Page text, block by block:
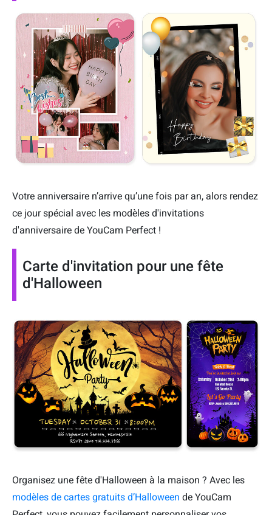
Votre anniversaire n’arrive qu’une fois par an, alors rendez
ce jour spécial avec les modèles d'invitations
d'anniversaire de YouCam Perfect !
Carte d'invitation pour une fête
d'Halloween
Organisez une fête d'Halloween à la maison ? Avec les
modèles de cartes gratuits d’Halloween de YouCam